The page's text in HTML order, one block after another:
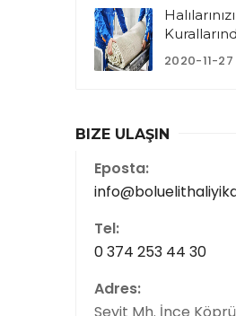
2020-11-27
BIZE ULAŞIN
Eposta:
Tel:
0 374 253 44 30
Adres:
Seyit Mh. İnce